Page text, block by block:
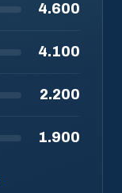
4.600
4.100
2.200
1.900